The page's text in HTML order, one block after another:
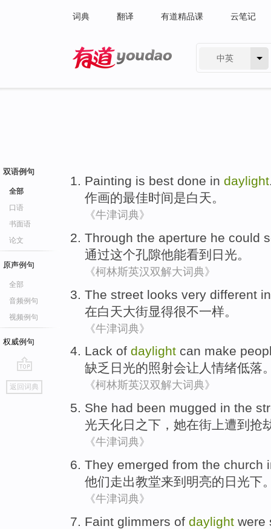
词典 翻译 有道精品课 云笔记
中英
双语例句
全部
口语
书面语
论文
原声例句
全部
音频例句
视频例句
权威例句
go
top
返回词典
Painting is best done in daylight
作画的最佳时间是白天。
《牛津词典》
Through the aperture he could
通过这个孔隙他能看到 日光。
《柯林斯英汉双解大词典》
The street looks very different in
在白天大街显得很不一样。
《牛津词典》
Lack of daylight can make
缺乏 日光的照射会让 人情绪低落
《柯林斯英汉双解大词典》
She had been mugged in the
光天化日 之下， 她在街上遭到 抢
《牛津词典》
They emerged from the church
他们走出教堂来到 明亮的 日光下
《牛津词典》
Faint glimmers of daylight were